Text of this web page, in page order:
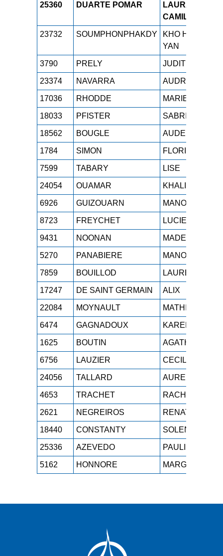
25360 DUARTE POMAR
LAURA
CAMILA
23732 SOUMPHONPHAKDY
KHO HOUY
YAN
3790 PRELY JUDITH
23374 NAVARRA AUDREY
17036 RHODDE MARIE
18033 PFISTER SABRINA
18562 BOUGLE AUDE
1784 SIMON FLORINE
7599 TABARY LISE
24054 OUAMAR KHALIDA
6926 GUIZOUARN MANON
8723 FREYCHET LUCIE
9431 NOONAN MADELEINE
5270 PANABIERE MANON
7859 BOUILLOD LAURE
17247 DE SAINT GERMAIN ALIX
22084 MOYNAULT MATHILDE
6474 GAGNADOUX KAREN
1625 BOUTIN AGATHE
6756 LAUZIER CECILE
24056 TALLARD AURELIE
4653 TRACHET RACHEL
2621 NEGREIROS RENATA
18440 CONSTANTY SOLENE
25336 AZEVEDO PAULINE
5162 HONNORE MARGAUX